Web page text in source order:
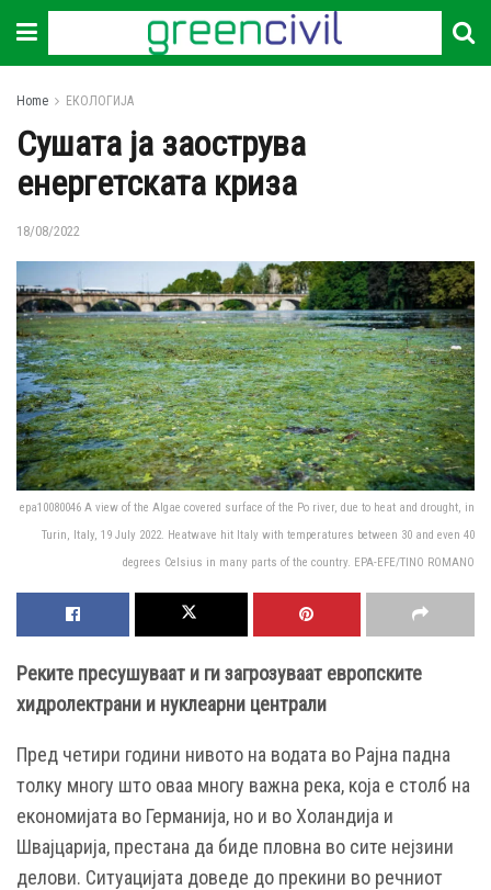
Home ЕКОЛОГИЈА
Сушата ја заострува
енергетската криза
18/08/2022
epa10080046 A view of the Algae covered surface of the Po river, due to heat and drought, in
Turin, Italy, 19 July 2022. Heatwave hit Italy with temperatures between 30 and even 40
degrees Celsius in many parts of the country. EPA-EFE/TINO ROMANO
Реките пресушуваат и ги загрозуваат европските
хидролектрани и нуклеарни централи
Пред четири години нивото на водата во Рајна падна
толку многу што оваа многу важна река, која е столб на
економијата во Германија, но и во Холандија и
Швајцарија, престана да биде пловна во сите нејзини
делови. Ситуацијата доведе до прекини во речниот